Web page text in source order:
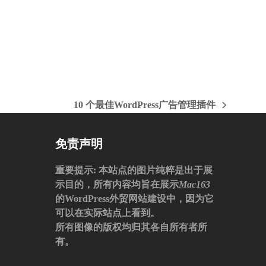
下
篇
文
章:
10 个最佳WordPress广告管理插件
免责声明
重要提示: 本站点的图片纯粹是出于展
示目的，所有内容均旨在展示Mac163
的WordPress外贸网站建设中，因为它
可以在实际站点上看到。
所有图像的版权均归其各自所有者所
有。